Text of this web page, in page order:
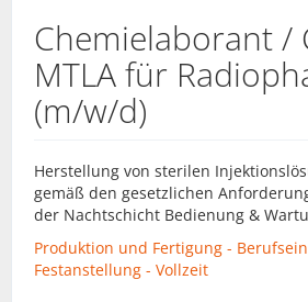
Chemielaborant /
MTLA für
(m/w/d)
Herstellung von sterilen
gemäß den gesetzlichen
der Nachtschicht Bedienung &
Produktion und Fertigung -
Festanstellung - Vollzeit